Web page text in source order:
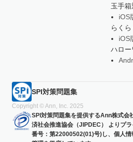
玉手箱
iOS
らく
iOS
ハロー
SPI対策問題集
Copyright © Ann, Inc. 2025
SPI対策問題集を提供するAnn株式会
済社会推進協会（JIPDEC） よりプ
番号：第22000502(01)号)し、個人